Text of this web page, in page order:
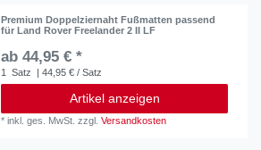
Premium Doppelziernaht Fußmatten passend
für Land Rover Freelander 2 II LF
ab 44,95 € *
1 Satz | 44,95 € / Satz
Artikel anzeigen
*inkl. ges. MwSt. zzgl.Versandkosten